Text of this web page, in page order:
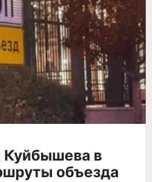
в
объезда